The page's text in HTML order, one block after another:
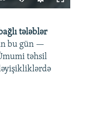
360p
480p
720p
tələblər
bu gün —
təhsil